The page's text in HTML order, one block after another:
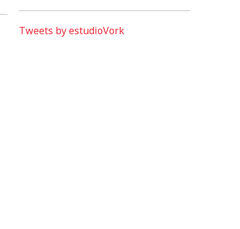
Tweets by estudioVork